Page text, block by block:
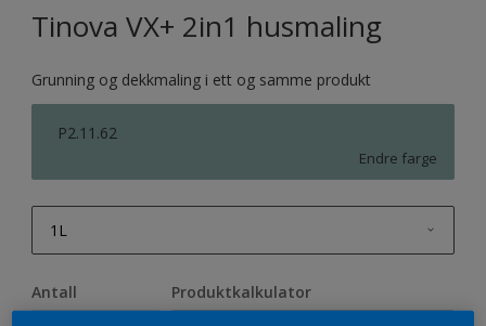
Tinova VX+ 2in1 husmaling
Grunning og dekkmaling i ett og samme produkt
P2.11.62
Endre farge
1L
2,5L
Antall Produktkalkulator